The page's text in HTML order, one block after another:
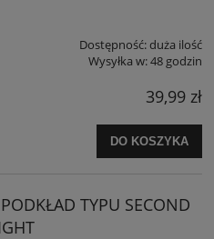
Dostępność:duża ilość
Wysyłka w:48 godzin
39,99 zł
DO KOSZYKA
TYPU SECOND